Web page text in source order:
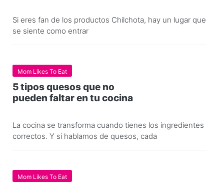
Si eres fan de los productos Chilchota, hay un lugar que
se siente como entrar
Mom Likes To Eat
5 tipos quesos que no
pueden faltar en tu cocina
La cocina se transforma cuando tienes los ingredientes
correctos. Y si hablamos de quesos, cada
Mom Likes To Eat